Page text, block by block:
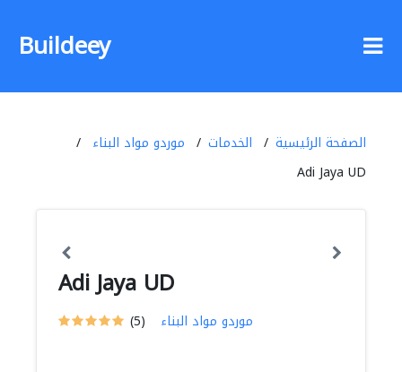
Buildeey
الصفحة الرئيسية الخدمات
موردو مواد البناء
Adi Jaya UD
Adi Jaya UD
(5) موردو مواد البناء